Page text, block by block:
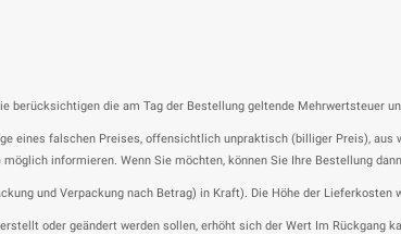
berücksichtigen die am Tag der Bestellung geltende Mehrwertsteuer
eines falschen Preises, offensichtlich unpraktisch (billiger Preis),
informieren. Wenn Sie möchten, können Sie Ihre Bestellung
und Verpackung nach Betrag) in Kraft). Die Höhe der
oder geändert werden sollen, erhöht sich der Wert Im Rückgang